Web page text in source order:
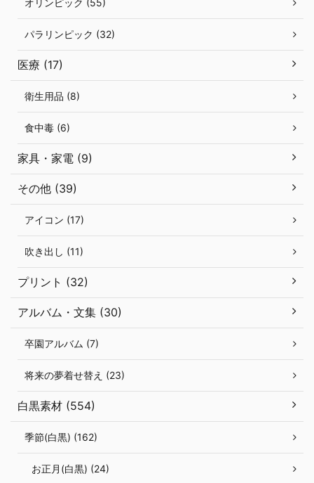
オリンピック (55)
パラリンピック (32)
医療 (17)
衛生用品 (8)
食中毒 (6)
家具・家電 (9)
その他 (39)
アイコン (17)
吹き出し (11)
プリント (32)
アルバム・文集 (30)
卒園アルバム (7)
将来の夢着せ替え (23)
白黒素材 (554)
季節(白黒) (162)
お正月(白黒) (24)